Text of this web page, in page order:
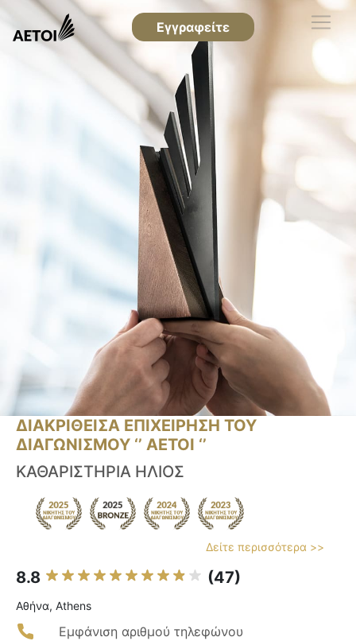
Εγγραφείτε
ΔΙΑΚΡΙΘΕΙΣΑ ΕΠΙΧΕΙΡΗΣΗ ΤΟΥ
ΔΙΑΓΩΝΙΣΜΟΥ ‘’ ΑΕΤΟΙ ‘’
ΚΑΘΑΡΙΣΤΗΡΙΑ ΗΛΙΟΣ
Δείτε περισσότερα >>
8.8 (47)
Αθήνα, Athens
Εμφάνιση αριθμού τηλεφώνου